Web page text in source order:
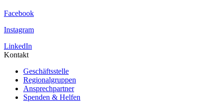
Facebook
Instagram
LinkedIn
Kontakt
Geschäftsstelle
Regionalgruppen
Ansprechpartner
Spenden & Helfen